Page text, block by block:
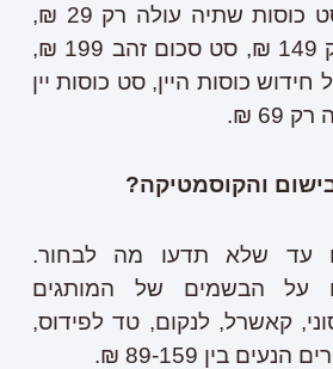
לא תאמינו אבל סט כוסות שתיה עולה רק 29 ₪,
סט צלחות לומינרק 149 ₪, סט סכום זהב 199 ₪,
כוסות היין, סט כוסות יין
₪.
והקוסמטיקה?
עד שלא תדעו מה לבחור.
על הבשמים של המותגים
קאשרל, לנקום, טד לפידוס,
בין 89-159 ₪.